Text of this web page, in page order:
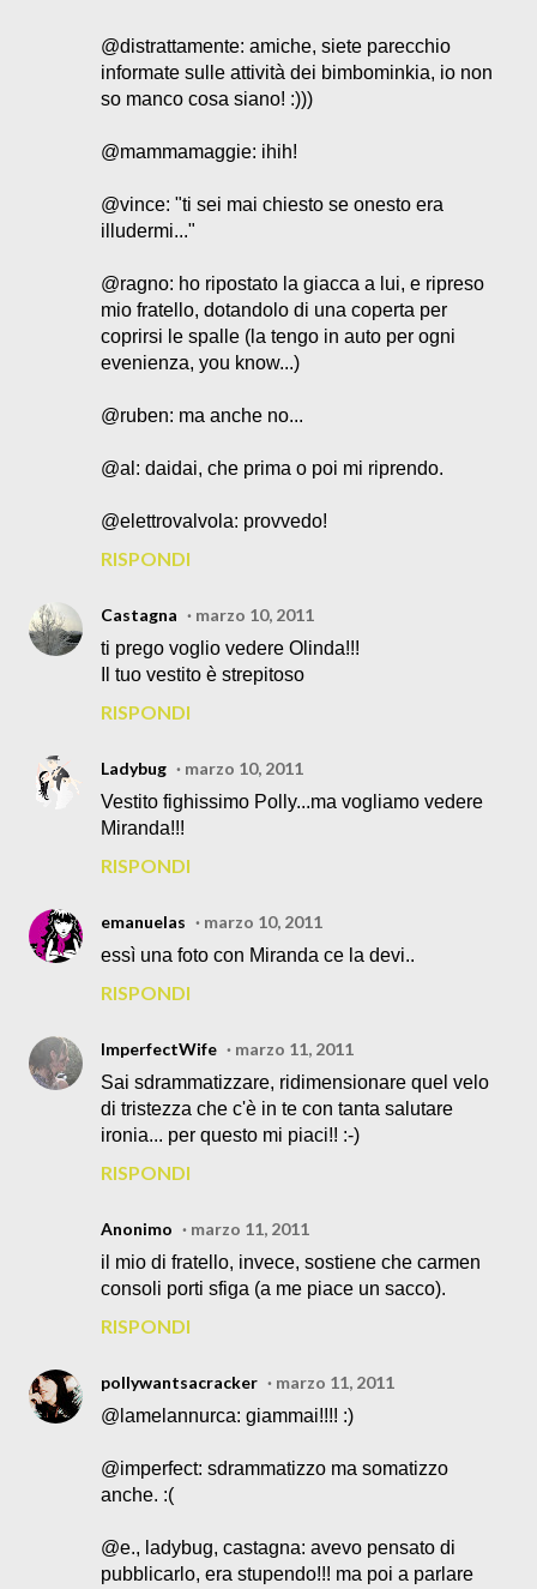
@distrattamente: amiche, siete parecchio
informate sulle attività dei bimbominkia, io non
so manco cosa siano! :)))
@mammamaggie: ihih!
@vince: "ti sei mai chiesto se onesto era
illudermi..."
@ragno: ho ripostato la giacca a lui, e ripreso
mio fratello, dotandolo di una coperta per
coprirsi le spalle (la tengo in auto per ogni
evenienza, you know...)
@ruben: ma anche no...
@al: daidai, che prima o poi mi riprendo.
@elettrovalvola: provvedo!
RISPONDI
Castagna
marzo 10, 2011
ti prego voglio vedere Olinda!!!
Il tuo vestito è strepitoso
RISPONDI
Ladybug
marzo 10, 2011
Vestito fighissimo Polly...ma vogliamo vedere
Miranda!!!
RISPONDI
emanuelas
marzo 10, 2011
essì una foto con Miranda ce la devi..
RISPONDI
ImperfectWife
marzo 11, 2011
Sai sdrammatizzare, ridimensionare quel velo
di tristezza che c'è in te con tanta salutare
ironia... per questo mi piaci!! :-)
RISPONDI
Anonimo
marzo 11, 2011
il mio di fratello, invece, sostiene che carmen
consoli porti sfiga (a me piace un sacco).
RISPONDI
pollywantsacracker
marzo 11, 2011
@lamelannurca: giammai!!!! :)
@imperfect: sdrammatizzo ma somatizzo
anche. :(
@e., ladybug, castagna: avevo pensato di
pubblicarlo, era stupendo!!! ma poi a parlare